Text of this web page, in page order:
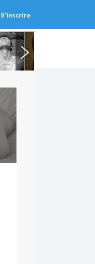
S'inscrire